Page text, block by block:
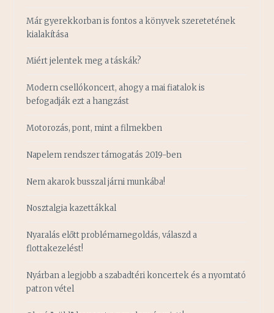
Már gyerekkorban is fontos a könyvek szeretetének
kialakítása
Miért jelentek meg a táskák?
Modern csellókoncert, ahogy a mai fiatalok is
befogadják ezt a hangzást
Motorozás, pont, mint a filmekben
Napelem rendszer támogatás 2019-ben
Nem akarok busszal járni munkába!
Nosztalgia kazettákkal
Nyaralás előtt problémamegoldás, válaszd a
flottakezelést!
Nyárban a legjobb a szabadtéri koncertek és a nyomtató
patron vétel